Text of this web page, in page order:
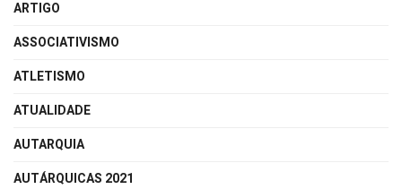
ARTIGO
ASSOCIATIVISMO
ATLETISMO
ATUALIDADE
AUTARQUIA
AUTÁRQUICAS 2021